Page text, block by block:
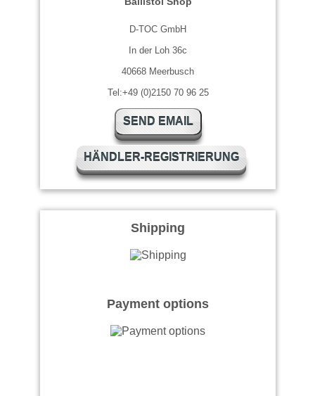
D-TOC GmbH
In der Loh 36c
40668 Meerbusch
Tel:+49 (0)2150 70 96 25
SEND EMAIL
HÄNDLER-REGISTRIERUNG
Shipping
Payment options